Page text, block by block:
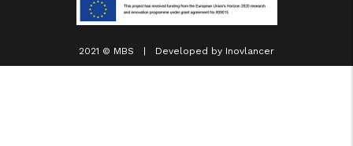
2021 © MBS | Developed by Inovlancer
www.consumidor.pt